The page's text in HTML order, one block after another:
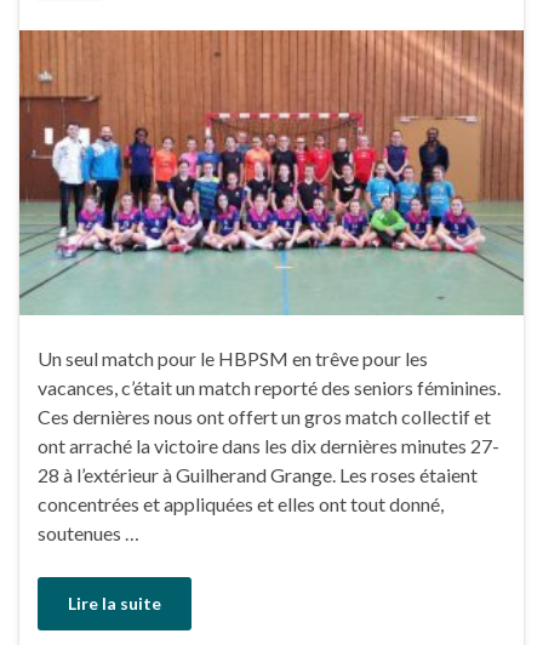
Un seul match pour le HBPSM en trêve pour les
vacances, c’était un match reporté des seniors féminines.
Ces dernières nous ont offert un gros match collectif et
ont arraché la victoire dans les dix dernières minutes 27-
28 à l’extérieur à Guilherand Grange. Les roses étaient
concentrées et appliquées et elles ont tout donné,
soutenues …
Lire la suite